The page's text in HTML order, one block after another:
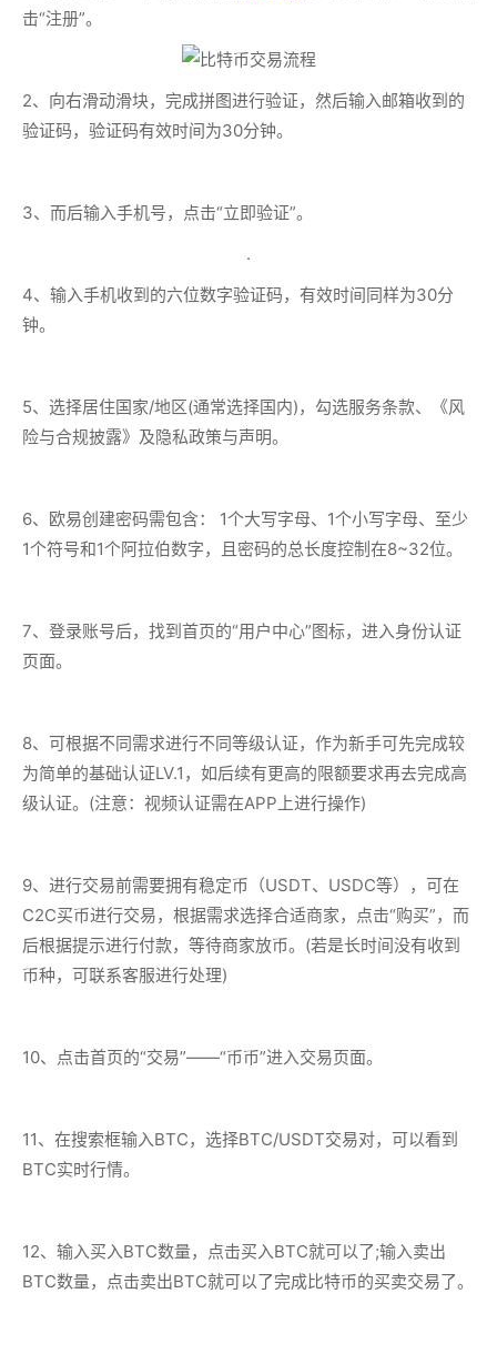
击“注册”。
2、向右滑动滑块，完成拼图进行验证，然后输入邮箱收到的
验证码，验证码有效时间为30分钟。
3、而后输入手机号，点击“立即验证”。
.
4、输入手机收到的六位数字验证码，有效时间同样为30分
钟。
5、选择居住国家/地区(通常选择国内)，勾选服务条款、《风
险与合规披露》及隐私政策与声明。
6、欧易创建密码需包含： 1个大写字母、1个小写字母、至少
1个符号和1个阿拉伯数字，且密码的总长度控制在8~32位。
7、登录账号后，找到首页的“用户中心”图标，进入身份认证
页面。
8、可根据不同需求进行不同等级认证，作为新手可先完成较
为简单的基础认证LV.1，如后续有更高的限额要求再去完成高
级认证。(注意：视频认证需在APP上进行操作)
9、进行交易前需要拥有稳定币（USDT、USDC等），可在
C2C买币进行交易，根据需求选择合适商家，点击“购买”，而
后根据提示进行付款，等待商家放币。(若是长时间没有收到
币种，可联系客服进行处理)
10、点击首页的“交易”——“币币”进入交易页面。
11、在搜索框输入BTC，选择BTC/USDT交易对，可以看到
BTC实时行情。
12、输入买入BTC数量，点击买入BTC就可以了;输入卖出
BTC数量，点击卖出BTC就可以了完成比特币的买卖交易了。